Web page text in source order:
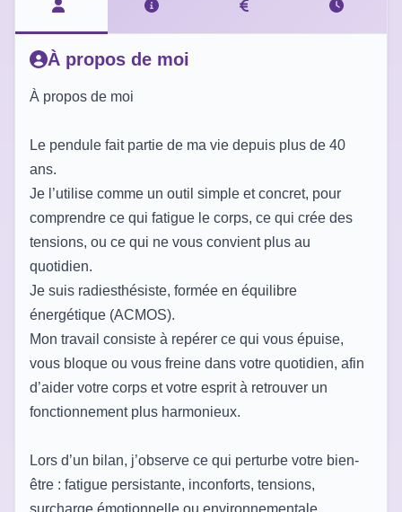
À propos de moi
À propos de moi
Le pendule fait partie de ma vie depuis plus de 40
ans.
Je l’utilise comme un outil simple et concret, pour
comprendre ce qui fatigue le corps, ce qui crée des
tensions, ou ce qui ne vous convient plus au
quotidien.
Je suis radiesthésiste, formée en équilibre
énergétique (ACMOS).
Mon travail consiste à repérer ce qui vous épuise,
vous bloque ou vous freine dans votre quotidien, afin
d’aider votre corps et votre esprit à retrouver un
fonctionnement plus harmonieux.
Lors d’un bilan, j’observe ce qui perturbe votre bien-
être : fatigue persistante, inconforts, tensions,
surcharge émotionnelle ou environnementale.